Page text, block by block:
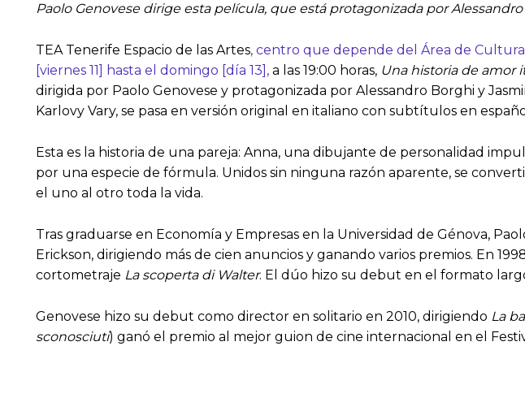
Paolo Genovese dirige esta película, que está protagonizada por
TEA Tenerife Espacio de las Artes, centro que depende del Área de
[viernes 11] hasta el domingo [día 13], a las 19:00 horas, Una historia de amor
dirigida por Paolo Genovese y protagonizada por Alessandro Borghi y
Karlovy Vary, se pasa en versión original en italiano con subtítulos en
Esta es la historia de una pareja: Anna, una dibujante de personalidad
por una especie de fórmula. Unidos sin ninguna razón aparente, se
el uno al otro toda la vida.
Tras graduarse en Economía y Empresas en la Universidad de Génova,
Erickson, dirigiendo más de cien anuncios y ganando varios premios. En
cortometraje La scoperta di Walter. El dúo hizo su debut en el formato
Genovese hizo su debut como director en solitario en 2010, dirigiendo La
sconosciuti) ganó el premio al mejor guion de cine internacional en el